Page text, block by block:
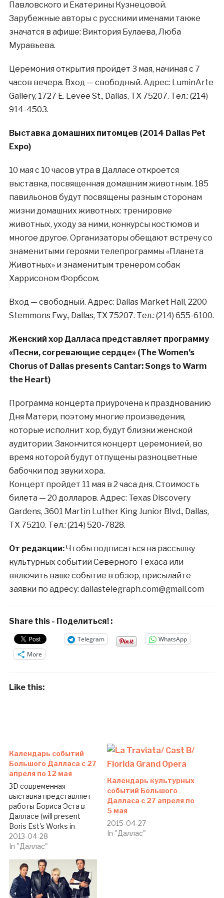
Павловского и Екатерины Кузнецовой.
Зарубежные авторы с русскими именами также
значатся в афише: Виктория Булаева, Люба
Муравьева.
Церемония открытия пройдет 3 мая, начиная с 7
часов вечера. Вход — свободный. Адрес: LuminArte
Gallery, 1727 E. Levee St., Dallas, TX 75207. Тел.: (214)
914-4503.
Выставка домашних питомцев (2014 Dallas Pet
Expo)
10 мая с 10 часов утра в Далласе откроется
выставка, посвященная домашним животным. 185
павильонов будут посвящены разным сторонам
жизни домашних животных: тренировке
животных, уходу за ними, конкурсы костюмов и
многое другое. Организаторы обещают встречу со
знаменитыми героями телепрограммы «Планета
Животных» и знаменитым тренером собак
Харрисоном Форбсом.
Вход — свободный. Адрес: Dallas Market Hall, 2200
Stemmons Fwy., Dallas, TX 75207. Тел.: (214) 655-6100.
Женский хор Далласа представляет программу
«Песни, согревающие сердце» (The Women’s
Chorus of Dallas presents Cantar: Songs to Warm
the Heart)
Программа концерта приурочена к празднованию
Дня Матери, поэтому многие произведения,
которые исполнит хор, будут близки женской
аудитории. Закончится концерт церемонией, во
время которой будут отпущены разноцветные
бабочки под звуки хора.
Концерт пройдет 11 мая в 2 часа дня. Стоимость
билета — 20 долларов. Адрес: Texas Discovery
Gardens, 3601 Martin Luther King Junior Blvd., Dallas,
TX 75210. Тел.: (214) 520-7828.
От редакции:Чтобы подписаться на рассылку
культурных событий Северного Техаса или
включить ваше событие в обзор, присылайте
заявки по адресу: dallastelegraph.com@gmail.com
Share this - Поделиться! :
Telegram
WhatsApp
More
Like this:
Календарь событий
Большого Далласа c 27
апреля по 12 мая
3D современная
выставка представляет
работы Бориса Эста в
Далласе (will present
Boris Est's Works in
Dallas) Студия Грэгори
Троика представляет
соотечественника из
Канады — художника,
куратора и
2013-04-28
In "Даллас"
Календарь культурных
событий Большого
Далласа c 27 апреля по
5 мая
2015-04-27
In "Даллас"